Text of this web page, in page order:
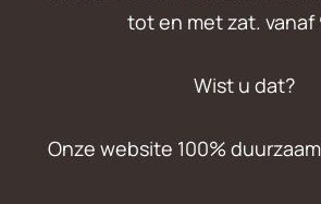
tot en met zat. vanaf
Wist u dat?
Onze website 100%